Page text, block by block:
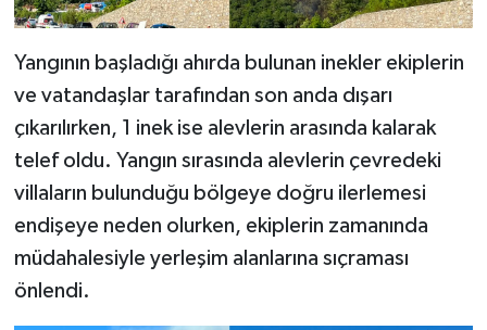
Yangının başladığı ahırda bulunan inekler ekiplerin
ve vatandaşlar tarafından son anda dışarı
çıkarılırken, 1 inek ise alevlerin arasında kalarak
telef oldu. Yangın sırasında alevlerin çevredeki
villaların bulunduğu bölgeye doğru ilerlemesi
endişeye neden olurken, ekiplerin zamanında
müdahalesiyle yerleşim alanlarına sıçraması
önlendi.